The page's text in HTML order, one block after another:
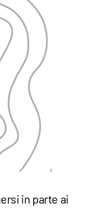
in parte ai